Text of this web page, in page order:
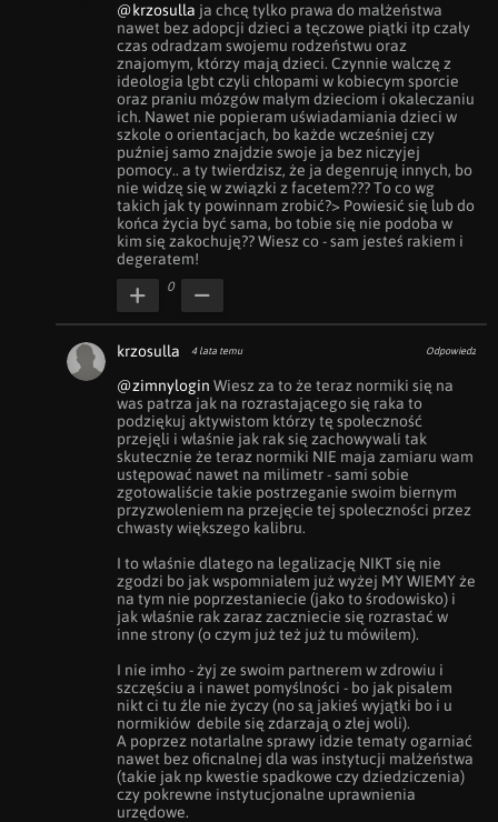
@krzosulla ja chcę tylko prawa do małżeństwa
nawet bez adopcji dzieci a tęczowe piątki itp czały
czas odradzam swojemu rodzeństwu oraz
znajomym, którzy mają dzieci. Czynnie walczę z
ideologia lgbt czyli chłopami w kobiecym sporcie
oraz praniu mózgów małym dzieciom i okaleczaniu
ich. Nawet nie popieram uświadamiania dzieci w
szkole o orientacjach, bo każde wcześniej czy
puźniej samo znajdzie swoje ja bez niczyjej
pomocy.. a ty twierdzisz, że ja degenruję innych, bo
nie widzę się w związki z facetem??? To co wg
takich jak ty powinnam zrobić?> Powiesić się lub do
końca życia być sama, bo tobie się nie podoba w
kim się zakochuję?? Wiesz co - sam jesteś rakiem i
degeratem!
0
krzosulla 4 lata temu Odpowiedz
@zimnylogin Wiesz za to że teraz normiki się na
was patrza jak na rozrastającego się raka to
podziękuj aktywistom którzy tę społeczność
przejęli i właśnie jak rak się zachowywali tak
skutecznie że teraz normiki NIE maja zamiaru wam
ustępować nawet na milimetr - sami sobie
zgotowaliście takie postrzeganie swoim biernym
przyzwoleniem na przejęcie tej społeczności przez
chwasty większego kalibru.
I to właśnie dlatego na legalizację NIKT się nie
zgodzi bo jak wspomniałem już wyżej MY WIEMY że
na tym nie poprzestaniecie (jako to środowisko) i
jak właśnie rak zaraz zaczniecie się rozrastać w
inne strony (o czym już też już tu mówiłem).
I nie imho - żyj ze swoim partnerem w zdrowiu i
szczęściu a i nawet pomyślności - bo jak pisałem
nikt ci tu źle nie życzy (no są jakieś wyjątki bo i u
normikiów  debile się zdarzają o złej woli).
A poprzez notarlalne sprawy idzie tematy ogarniać
nawet bez oficnalnej dla was instytucji małżeństwa
(takie jak np kwestie spadkowe czy dziedziczenia)
czy pokrewne instytucjonalne uprawnienia
urzędowe.